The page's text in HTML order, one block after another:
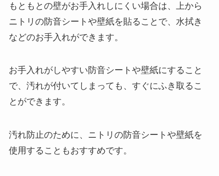
もともとの壁がお手入れしにくい場合は、上から
ニトリの防音シートや壁紙を貼ることで、水拭き
などのお手入れができます。
お手入れがしやすい防音シートや壁紙にすること
で、汚れが付いてしまっても、すぐにふき取るこ
とができます。
汚れ防止のために、ニトリの防音シートや壁紙を
使用することもおすすめです。